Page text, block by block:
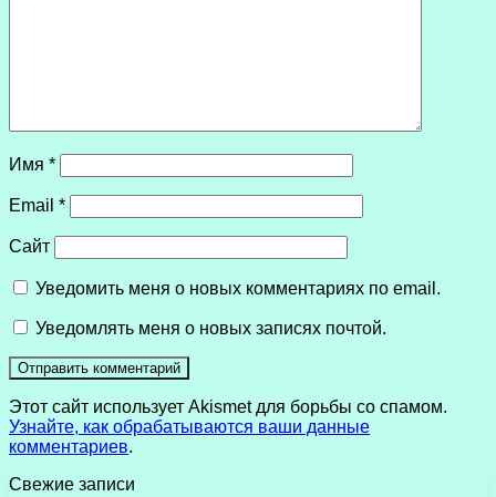
Имя *
Email *
Сайт
Уведомить меня о новых комментариях по email.
Уведомлять меня о новых записях почтой.
Этот сайт использует Akismet для борьбы со спамом.
Узнайте, как обрабатываются ваши данные
комментариев.
Свежие записи